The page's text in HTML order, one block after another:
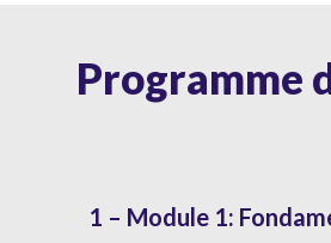
Programme
1 – Module 1: